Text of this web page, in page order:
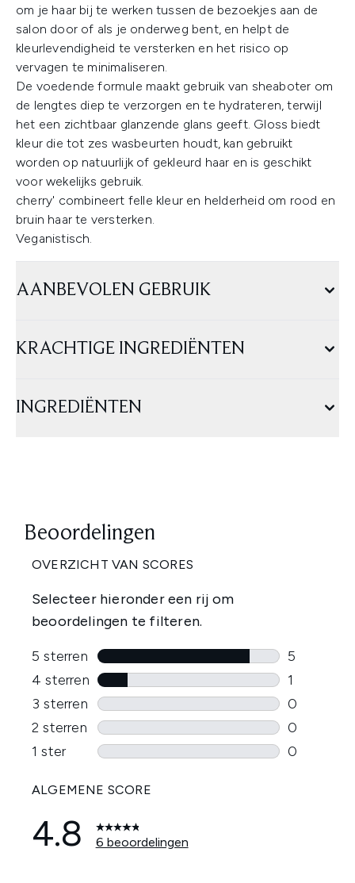
om je haar bij te werken tussen de bezoekjes aan de
salon door of als je onderweg bent, en helpt de
kleurlevendigheid te versterken en het risico op
vervagen te minimaliseren.
De voedende formule maakt gebruik van sheaboter om
de lengtes diep te verzorgen en te hydrateren, terwijl
het een zichtbaar glanzende glans geeft. Gloss biedt
kleur die tot zes wasbeurten houdt, kan gebruikt
worden op natuurlijk of gekleurd haar en is geschikt
voor wekelijks gebruik.
cherry' combineert felle kleur en helderheid om rood en
bruin haar te versterken.
Veganistisch.
AANBEVOLEN GEBRUIK
KRACHTIGE INGREDIËNTEN
INGREDIËNTEN